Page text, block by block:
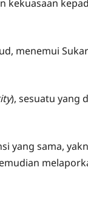
menemui
), sesuatu yang
yang sama,